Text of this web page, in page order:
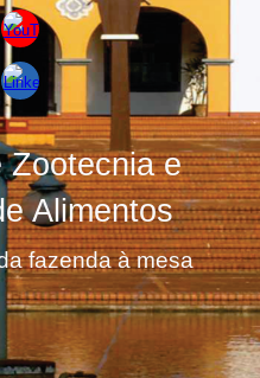
Zootecnia e
Alimentos
fazenda à mesa